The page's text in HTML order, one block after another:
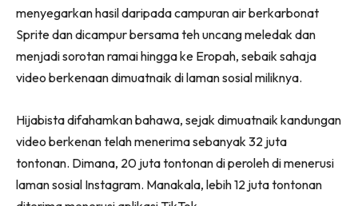
menyegarkan hasil daripada campuran air berkarbonat
Sprite dan dicampur bersama teh uncang meledak dan
menjadi sorotan ramai hingga ke Eropah, sebaik sahaja
video berkenaan dimuatnaik di laman sosial miliknya.
Hijabista difahamkan bahawa, sejak dimuatnaik kandungan
video berkenan telah menerima sebanyak 32 juta
tontonan. Dimana, 20 juta tontonan di peroleh di menerusi
laman sosial Instagram. Manakala, lebih 12 juta tontonan